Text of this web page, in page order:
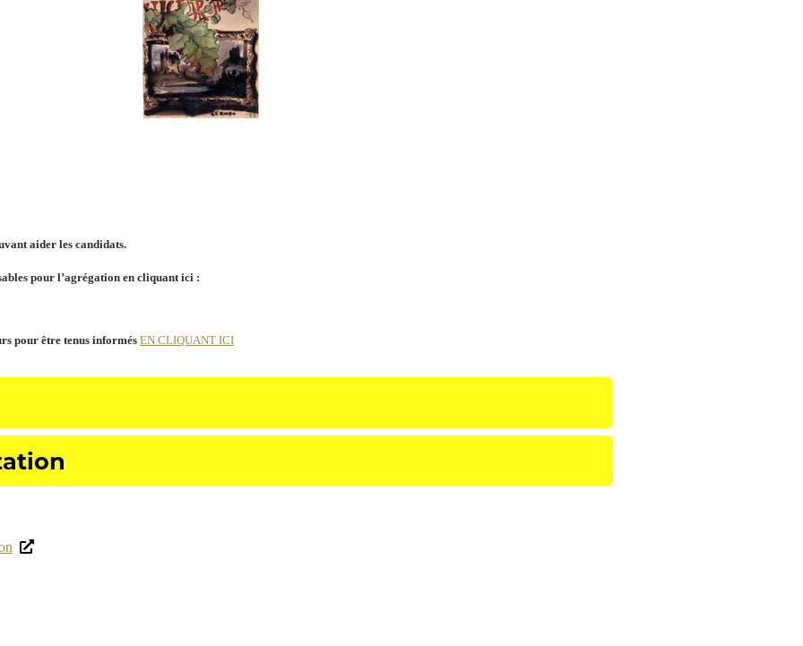
aider les candidats.
pour l’agrégation en cliquant ici :
pour être tenus informés EN CLIQUANT ICI